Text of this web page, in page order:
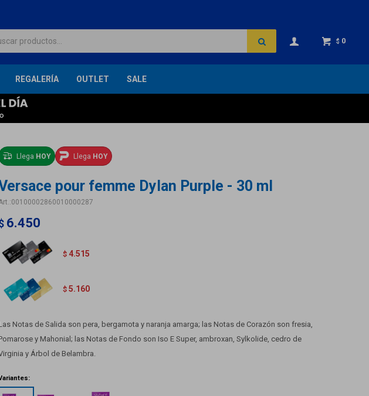
REGALERÍA OUTLET SALE
$ 0
Llega HOY Llega HOY
pour femme Dylan Purple - 30 ml
00100002860010000287
6.450
$ 4.515
$ 5.160
Notas de Salida son pera, bergamota y naranja amarga; las Notas de Corazón son fresia,
y Mahonial; las Notas de Fondo son Iso E Super, ambroxan, Sylkolide, cedro de
y Árbol de Belambra.